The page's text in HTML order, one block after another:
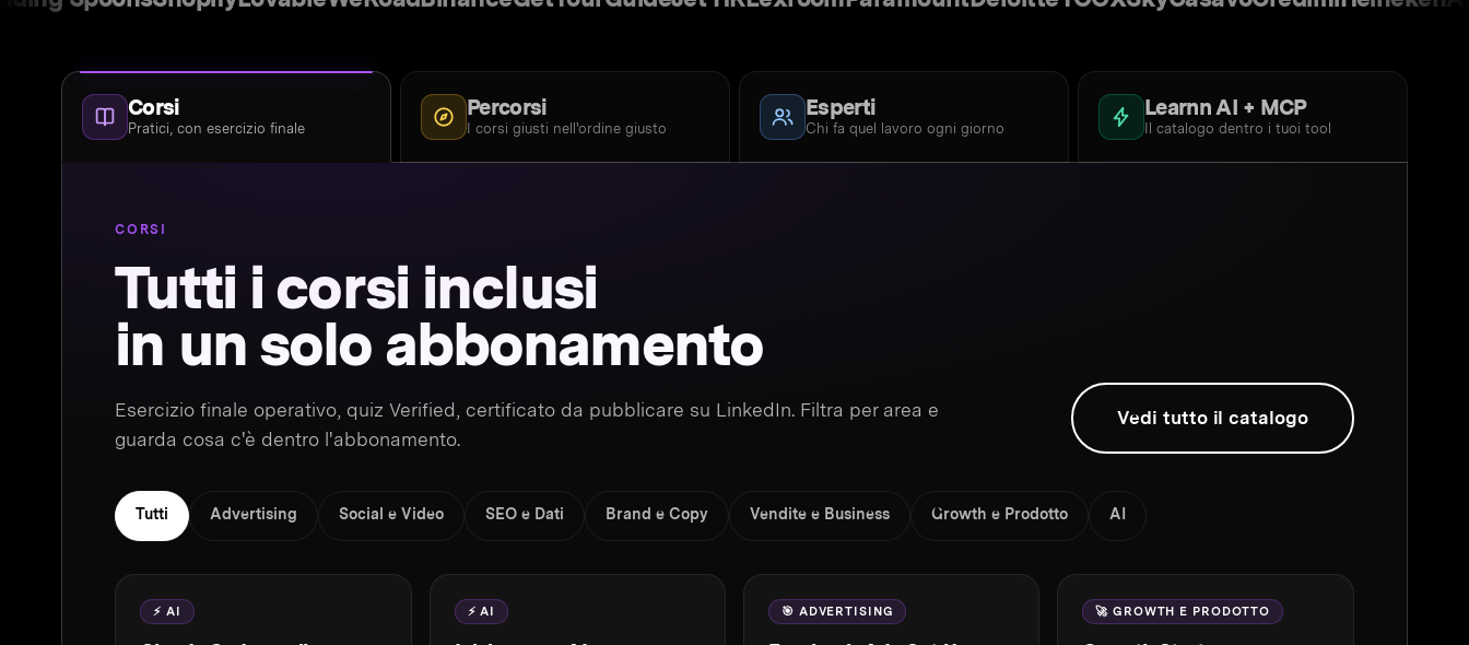
Corsi
Pratici, con esercizio finale
Percorsi
I corsi giusti nell'ordine giusto
Esperti
Chi fa quel lavoro ogni giorno
Learnn AI + MCP
Il catalogo dentro i tuoi tool
CORSI
Tutti i corsi inclusi
in un solo abbonamento
Esercizio finale operativo, quiz Verified, certificato da pubblicare su LinkedIn. Filtra per area e
guarda cosa c'è dentro l'abbonamento.
Vedi tutto il catalogo
Tutti Advertising Social e Video SEO e Dati Brand e Copy Vendite e Business Growth e Prodotto AI
⚡ AI ⚡ AI 🎯 ADVERTISING 🚀 GROWTH E PRODOTTO